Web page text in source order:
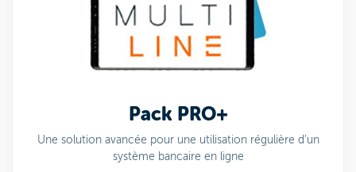
Pack PRO+
Une solution avancée pour une utilisation régulière d’un
système bancaire en ligne